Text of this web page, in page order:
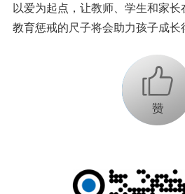
以爱为起点，让教师、学生和家长
教育惩戒的尺子将会助力孩子成长
+1